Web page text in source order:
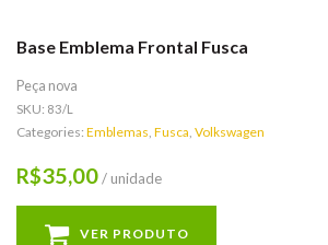
Base Emblema Frontal Fusca
Peça nova
SKU: 83/L
Categories: Emblemas, Fusca, Volkswagen
R$35,00/ unidade
VER PRODUTO